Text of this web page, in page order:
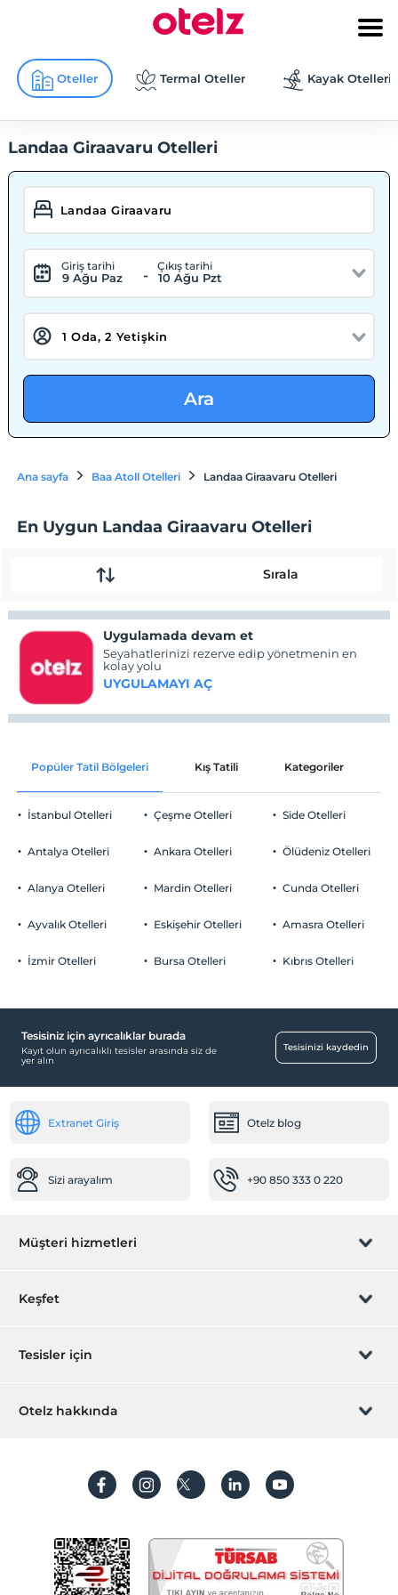
Oteller Termal Oteller Kayak Otelleri
Landaa Giraavaru Otelleri
Giriş tarihi
9 Ağu Paz -
Çıkış tarihi
10 Ağu Pzt
Ara
Ana sayfa Baa Atoll Otelleri Landaa Giraavaru Otelleri
En Uygun Landaa Giraavaru Otelleri
Sırala
Uygulamada devam et
Seyahatlerinizi rezerve edip yönetmenin en
kolay yolu
UYGULAMAYI AÇ
Popüler Tatil Bölgeleri Kış Tatili Kategoriler
İstanbul Otelleri
Antalya Otelleri
Alanya Otelleri
Ayvalık Otelleri
İzmir Otelleri
Çeşme Otelleri
Ankara Otelleri
Mardin Otelleri
Eskişehir Otelleri
Bursa Otelleri
Side Otelleri
Ölüdeniz Otelleri
Cunda Otelleri
Amasra Otelleri
Kıbrıs Otelleri
Tesisiniz için ayrıcalıklar burada
Kayıt olun ayrıcalıklı tesisler arasında siz de
yer alın
Tesisinizi kaydedin
Extranet Giriş Otelz blog
Sizi arayalım +90 850 333 0 220
Müşteri hizmetleri
Rezervasyon yönet
Sıkça sorulan sorular
İşlem rehberi
Keşfet
Hediye Kart
Hesap oluştur
Tesisler için
Hemen tesisinizi ekleyin
Otelz hakkında
Koşullar ve şartlar